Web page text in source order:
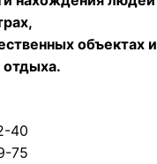
объектах и
отдыха.
40
75